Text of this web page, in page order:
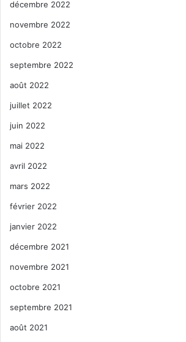
E-mail :
Fax : (305) 756-8150
www.fanm.org
Facebook
décembre 2022
novembre 2022
octobre 2022
septembre 2022
août 2022
juillet 2022
juin 2022
mai 2022
avril 2022
mars 2022
février 2022
janvier 2022
décembre 2021
novembre 2021
octobre 2021
septembre 2021
août 2021